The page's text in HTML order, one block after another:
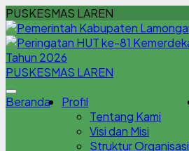
PUSKESMAS LAREN
PUSKESMAS LAREN
Beranda
Profil
Tentang Kami
Visi dan Misi
Struktur Organisasi